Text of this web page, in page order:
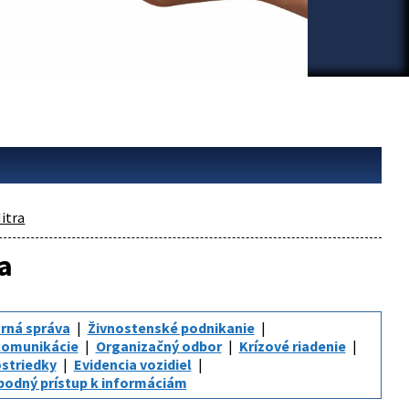
správa
Živnostenské podnikanie
Organizačný odbor
Krízové riadenie
Evidencia vozidiel
prístup k informáciám